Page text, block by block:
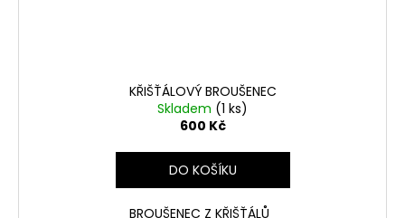
KŘIŠŤÁLOVÝ BROUŠENEC
Skladem (1 ks)
600 Kč
DO KOŠÍKU
BROUŠENEC Z KŘIŠŤÁLŮ